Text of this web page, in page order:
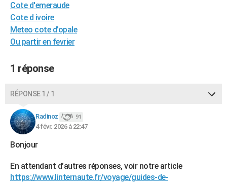
Cote d'emeraude
Cote d ivoire
Meteo cote d'opale
Ou partir en fevrier
1 réponse
RÉPONSE 1 / 1
Radinoz 91
4 févr. 2026 à 22:47
Bonjour
En attendant d’autres réponses, voir notre article
https://www.linternaute.fr/voyage/guides-de-